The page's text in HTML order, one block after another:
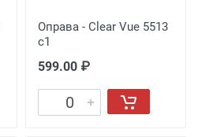
Оправа - Clear Vue 5513
c1
599.00 ₽